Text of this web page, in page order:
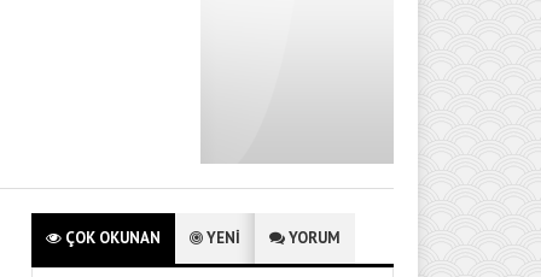
ÇOK OKUNAN YENİ YORUM